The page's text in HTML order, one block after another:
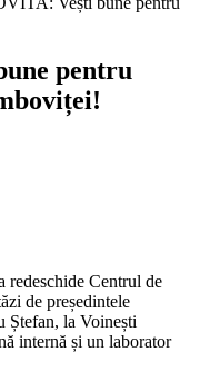
pentru
redeschide Centrul de
de președintele
Ștefan, la Voinești
internă și un laborator